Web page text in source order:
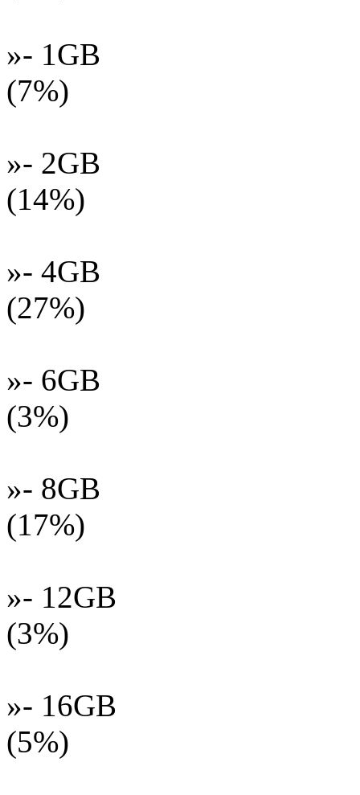
»- 1GB
(7%)
»- 2GB
(14%)
»- 4GB
(27%)
»- 6GB
(3%)
»- 8GB
(17%)
»- 12GB
(3%)
»- 16GB
(5%)